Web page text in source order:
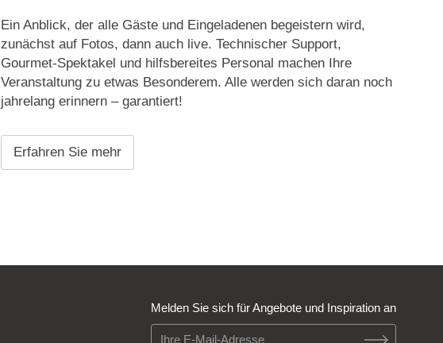
Ein Anblick, der alle Gäste und Eingeladenen begeistern wird,
zunächst auf Fotos, dann auch live. Technischer Support,
Gourmet-Spektakel und hilfsbereites Personal machen Ihre
Veranstaltung zu etwas Besonderem. Alle werden sich daran noch
jahrelang erinnern – garantiert!
Erfahren Sie mehr
Melden Sie sich für Angebote und Inspiration an